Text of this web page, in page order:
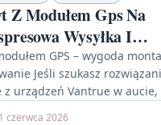
Z Modułem Gps Na
Wysyłka I
Zakupów 21 Dni
GPS – wygoda
Jeśli szukasz
z urządzeń Vantrue w aucie,
1 czerwca 2026